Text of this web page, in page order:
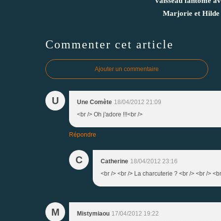
Marjorie et Hilde
Commenter cet article
Ajouter un commentaire
U Une Comète 18/04/2012 21:09
<br /> Oh j'adore !!!<br />
Répondre
C Catherine 18/04/2012 23:16
<br /> <br /> La charcuterie ? <br /> <br />
M Mistymiaou 17/04/2012 19:22